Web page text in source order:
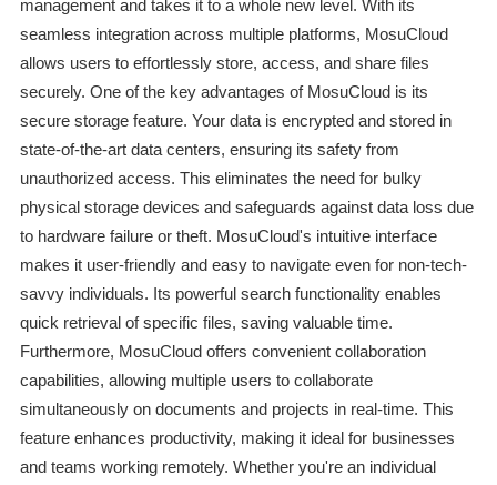
management and takes it to a whole new level. With its
seamless integration across multiple platforms, MosuCloud
allows users to effortlessly store, access, and share files
securely. One of the key advantages of MosuCloud is its
secure storage feature. Your data is encrypted and stored in
state-of-the-art data centers, ensuring its safety from
unauthorized access. This eliminates the need for bulky
physical storage devices and safeguards against data loss due
to hardware failure or theft. MosuCloud's intuitive interface
makes it user-friendly and easy to navigate even for non-tech-
savvy individuals. Its powerful search functionality enables
quick retrieval of specific files, saving valuable time.
Furthermore, MosuCloud offers convenient collaboration
capabilities, allowing multiple users to collaborate
simultaneously on documents and projects in real-time. This
feature enhances productivity, making it ideal for businesses
and teams working remotely. Whether you're an individual